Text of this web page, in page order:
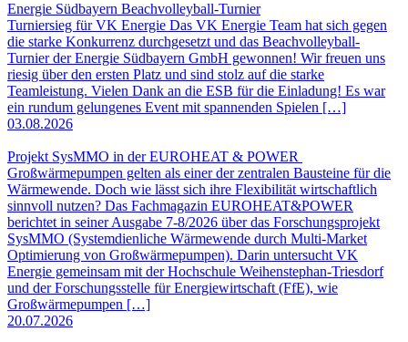
Energie Südbayern Beachvolleyball-Turnier
Turniersieg für VK Energie Das VK Energie Team hat sich gegen
die starke Konkurrenz durchgesetzt und das Beachvolleyball-
Turnier der Energie Südbayern GmbH gewonnen! Wir freuen uns
riesig über den ersten Platz und sind stolz auf die starke
Teamleistung. Vielen Dank an die ESB für die Einladung! Es war
ein rundum gelungenes Event mit spannenden Spielen […]
03.08.2026
Projekt SysMMO in der EUROHEAT & POWER
Großwärmepumpen gelten als einer der zentralen Bausteine für die
Wärmewende. Doch wie lässt sich ihre Flexibilität wirtschaftlich
sinnvoll nutzen? Das Fachmagazin EUROHEAT&POWER
berichtet in seiner Ausgabe 7-8/2026 über das Forschungsprojekt
SysMMO (Systemdienliche Wärmewende durch Multi-Market
Optimierung von Großwärmepumpen). Darin untersucht VK
Energie gemeinsam mit der Hochschule Weihenstephan-Triesdorf
und der Forschungsstelle für Energiewirtschaft (FfE), wie
Großwärmepumpen […]
20.07.2026